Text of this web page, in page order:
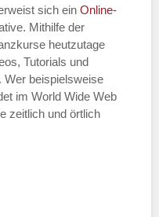
sich ein Online-
Mithilfe der
heutzutage
Tutorials und
Wer beispielsweise
im World Wide Web
zeitlich und örtlich